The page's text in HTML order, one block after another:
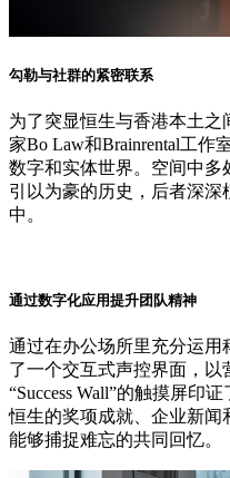
勾勒与社群的紧密联系
为了突显恒生与香港本土
家Bo Law和Brainrental工作
数字和实体世界。空间中多
引以为豪的历史，后者深
中。
通过数字化应用提升团队精神
通过在办公场所里充分运用
了一个交互式声控界面，
“Success Wall”的触摸屏印
恒生的奖项成就、企业新闻
能够捕捉难忘的共同回忆。